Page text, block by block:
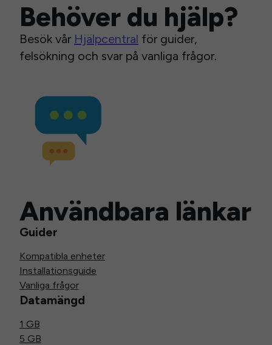
Behöver du hjälp?
Besök vår Hjälpcentral för guider,
felsökning och svar på vanliga frågor.
Användbara länkar
Guider
Kompatibla enheter
Installationsguide
Vanliga frågor
Datamängd
1 GB
5 GB